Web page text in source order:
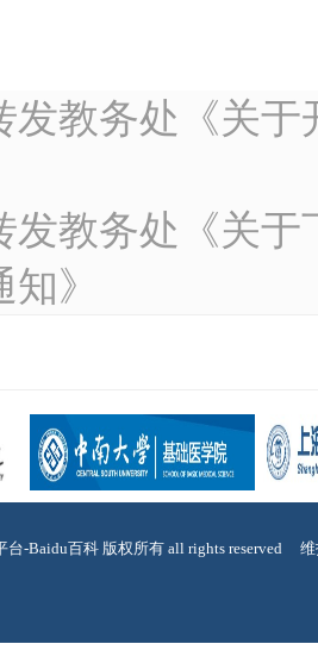
发教务处《关于
发教务处《关于
》
台-Baidu百科 版权所有 all rights reserved